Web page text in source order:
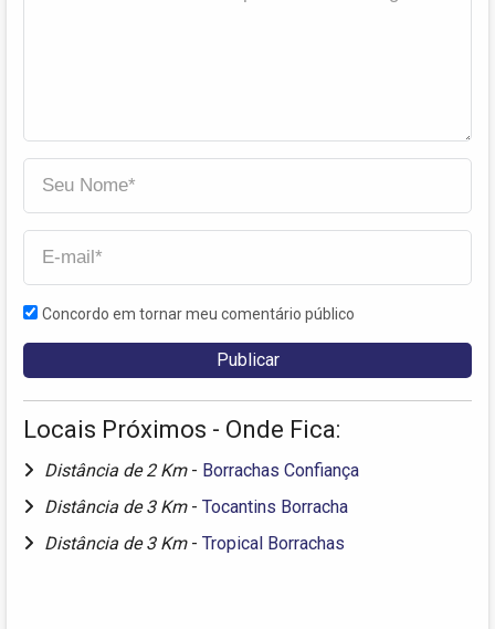
Concordo em tornar meu comentário público
Locais Próximos - Onde Fica:
Distância de 2 Km - Borrachas Confiança
Distância de 3 Km - Tocantins Borracha
Distância de 3 Km - Tropical Borrachas